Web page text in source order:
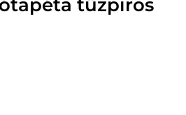
tűzpiros